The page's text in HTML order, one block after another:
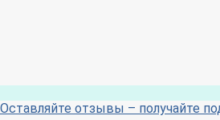
Оставляйте отзывы – получайте